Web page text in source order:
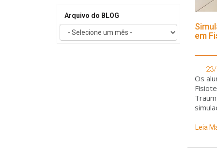
Arquivo do BLOG
em
Os
Leia